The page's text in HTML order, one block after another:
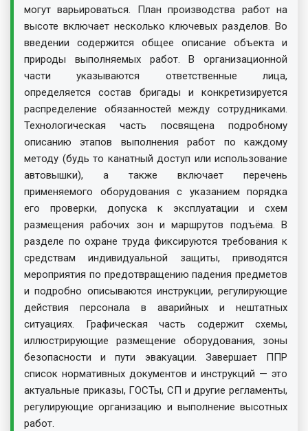
могут варьироваться. План производства работ на
высоте включает несколько ключевых разделов. Во
введении содержится общее описание объекта и
природы выполняемых работ. В организационной
части указываются ответственные лица,
определяется состав бригады и конкретизируется
распределение обязанностей между сотрудниками.
Технологическая часть посвящена подробному
описанию этапов выполнения работ по каждому
методу (будь то канатный доступ или использование
автовышки), а также включает перечень
применяемого оборудования с указанием порядка
его проверки, допуска к эксплуатации и схем
размещения рабочих зон и маршрутов подъёма. В
разделе по охране труда фиксируются требования к
средствам индивидуальной защиты, приводятся
мероприятия по предотвращению падения предметов
и подробно описываются инструкции, регулирующие
действия персонала в аварийных и нештатных
ситуациях. Графическая часть содержит схемы,
иллюстрирующие размещение оборудования, зоны
безопасности и пути эвакуации. Завершает ППР
список нормативных документов и инструкций — это
актуальные приказы, ГОСТы, СП и другие регламенты,
регулирующие организацию и выполнение высотных
работ.